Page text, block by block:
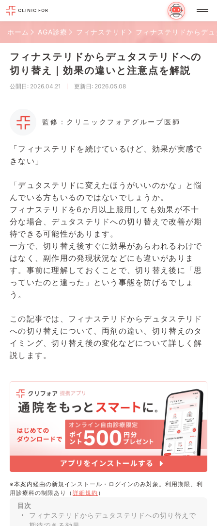
ホーム AGA診療 フィナステリド フィナステリドからデ
フィナステリドからデュタステリドへの
切り替え｜効果の違いと注意点を解説
公開日 : 2026.04.21 更新日 : 2026.05.08
監修：クリニックフォアグループ医師
「フィナステリドを続けているけど、効果が実感で
きない」
「デュタステリドに変えたほうがいいのかな」と悩
んでいる方もいるのではないでしょうか。
フィナステリドを6か月以上服用しても効果が不十
分な場合、デュタステリドへの切り替えで改善が期
待できる可能性があります。
一方で、切り替え後すぐに効果があらわれるわけで
はなく、副作用の発現状況などにも違いがありま
す。事前に理解しておくことで、切り替え後に「思
っていたのと違った」という事態を防げるでしょ
う。
この記事では、フィナステリドからデュタステリド
への切り替えについて、両剤の違い、切り替えのタ
イミング、切り替え後の変化などについて詳しく解
説します。
※本案内経由の新規インストール・ログインのみ対象。利用期限、利
用診療科の制限あり（ 詳細規約 ）
目次
フィナステリドからデュタステリドへの切り替えで